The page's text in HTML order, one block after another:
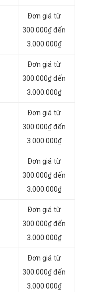
Đơn giá từ
300.000₫ đến
3.000.000₫
Đơn giá từ
300.000₫ đến
3.000.000₫
Đơn giá từ
300.000₫ đến
3.000.000₫
Đơn giá từ
300.000₫ đến
3.000.000₫
Đơn giá từ
300.000₫ đến
3.000.000₫
Đơn giá từ
300.000₫ đến
3.000.000₫